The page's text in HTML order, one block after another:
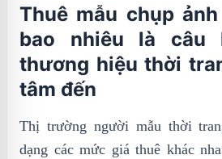
Thuê mẫu chụp
bao nhiêu là câu
thương hiệu thời
tâm đến
Thị trường người mẫu thời
dạng các mức giá thuê khác